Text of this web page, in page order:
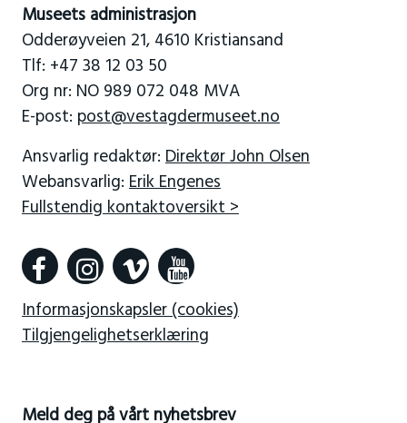
Museets administrasjon
Odderøyveien 21, 4610 Kristiansand
Tlf: +47 38 12 03 50
Org nr: NO 989 072 048 MVA
E-post: post@vestagdermuseet.no
Ansvarlig redaktør: Direktør John Olsen
Webansvarlig: Erik Engenes
Fullstendig kontaktoversikt >
Informasjonskapsler (cookies)
Tilgjengelighetserklæring
Meld deg på vårt nyhetsbrev